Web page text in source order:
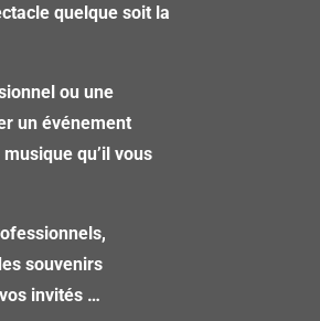
quelque soit la
ou une
un événement
qu’il vous
souvenirs
invités …